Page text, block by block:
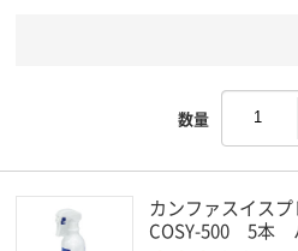
数量
カンファスイス
COSY-500 5本